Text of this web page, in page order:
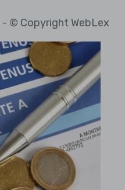
- © Copyright WebLex